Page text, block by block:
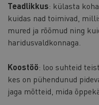
Teadlikkus: külasta
kuidas nad toimivad,
mured ja rõõmud ning
haridusvaldkonnaga.
Koostöö: loo suhteid
kes on pühendunud
jaga mõtteid, mida